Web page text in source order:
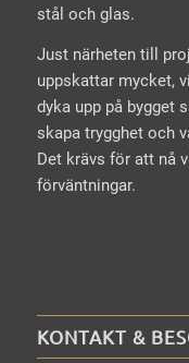
stål och glas.
Just närheten till
uppskattar mycket,
dyka upp på bygget
skapa trygghet och
Det krävs för att nå
förväntningar.
KONTAKT &